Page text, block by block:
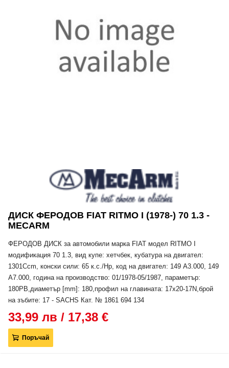
ДИСК ФЕРОДОВ FIAT RITMO I (1978-) 70 1.3 -
MECARM
ФЕРОДОВ ДИСК за автомобили марка FIAT модел RITMO I
модификация 70 1.3, вид купе: хетчбек, кубатура на двигател:
1301Ccm, конски сили: 65 к.с./Hp, код на двигател: 149 A3.000, 149
A7.000, година на производство: 01/1978-05/1987, параметър:
180PB,диаметър [mm]: 180,профил на главината: 17x20-17N,брой
на зъбите: 17 - SACHS Кат. № 1861 694 134
33,99 лв / 17,38 €
Поръчай